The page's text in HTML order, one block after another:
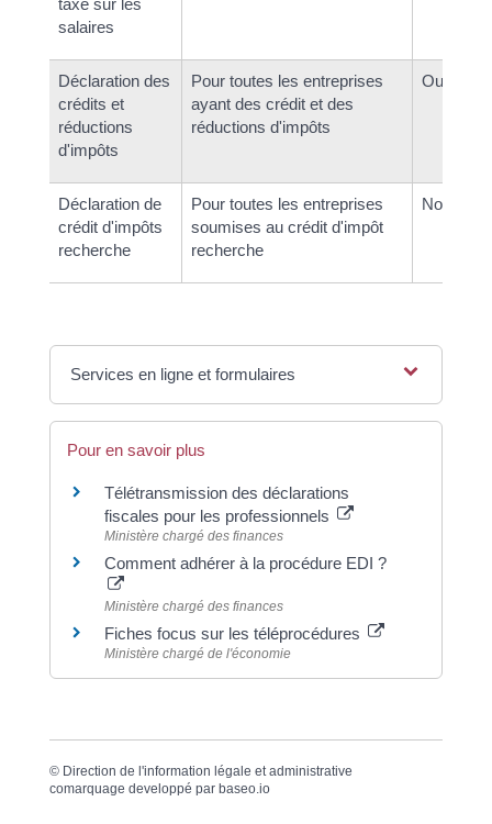
salaires
Déclaration des
crédits et
réductions
d'impôts
Pour toutes les entreprises
ayant des crédit et des
réductions d'impôts
Oui
Déclaration de
crédit d'impôts
recherche
Pour toutes les entreprises
soumises au crédit d'impôt
recherche
Non
Services en ligne et formulaires
Pour en savoir plus
Télétransmission des déclarations
fiscales pour les professionnels
Ministère chargé des finances
Comment adhérer à la procédure EDI ?
Ministère chargé des finances
Fiches focus sur les téléprocédures
Ministère chargé de l'économie
© Direction de l'information légale et administrative
comarquage developpé par baseo.io